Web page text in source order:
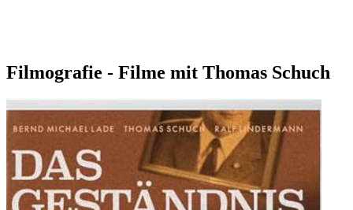
Filmografie - Filme mit Thomas Schuch